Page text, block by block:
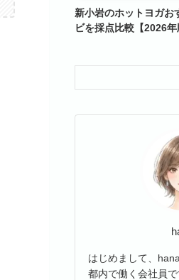
新小岩のホットヨガお
ビを採点比較【2026年
はじめまして、
都内で働く会社員で